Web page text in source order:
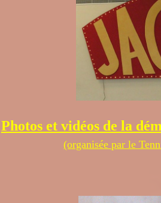
Photos et vidéos de la
(organisée par le